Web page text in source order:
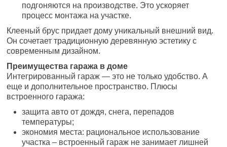
подгоняются на производстве. Это ускоряет
процесс монтажа на участке.
Клееный брус придает дому уникальный внешний вид.
Он сочетает традиционную деревянную эстетику с
современным дизайном.
Преимущества гаража в доме
Интегрированный гараж — это не только удобство. А
еще и дополнительное пространство. Плюсы
встроенного гаража:
защита авто от дождя, снега, перепадов
температуры;
экономия места: рациональное использование
участка – встроенный гараж не занимает лишней